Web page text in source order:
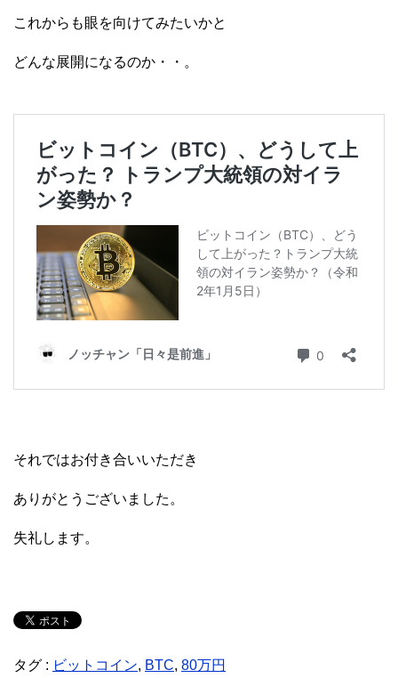
これからも眼を向けてみたいかと
どんな展開になるのか・・。
それではお付き合いいただき
ありがとうございました。
失礼します。
タグ : ビットコイン, BTC, 80万円